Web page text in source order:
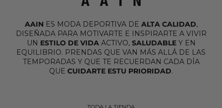
AAIN ES MODA DEPORTIVA DE ALTA CALIDAD,
DISEÑADA PARA MOTIVARTE E INSPIRARTE A VIVIR
UN ESTILO DE VIDA ACTIVO, SALUDABLEY EN
EQUILIBRIO. PRENDAS QUE VAN MÁS ALLÁ DE LAS
TEMPORADAS Y QUE TE RECUERDAN CADA DÍA
QUE CUIDARTE ESTU PRIORIDAD.